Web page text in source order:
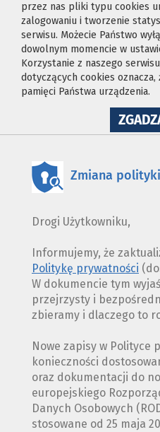
przez nas pliki typu cookies
zalogowaniu i tworzenie
serwisu. Możecie Państwo
dowolnym momencie w
Korzystanie z naszego
dotyczących cookies
pamięci Państwa urządzenia.
Zmiana
Drogi Użytkowniku,
Informujemy, że
Politykę prywatności
W dokumencie tym
przejrzysty i
zbieramy i dlaczego to
Nowe zapisy w Polityce
konieczności
oraz dokumentacji do
europejskiego
Danych Osobowych
stosowane od 25 maja